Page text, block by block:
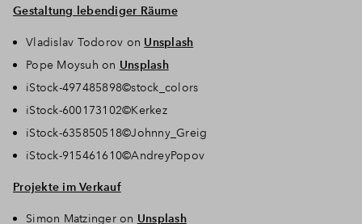
Gestaltung lebendiger Räume
Vladislav Todorov on Unsplash
Pope Moysuh on Unsplash
iStock-497485898©stock_colors
iStock-600173102©Kerkez
iStock-635850518©Johnny_Greig
iStock-915461610©AndreyPopov
Projekte im Verkauf
Simon Matzinger on Unsplash